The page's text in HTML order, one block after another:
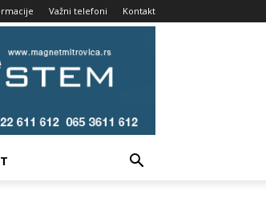
Važni telefoni Kontakt